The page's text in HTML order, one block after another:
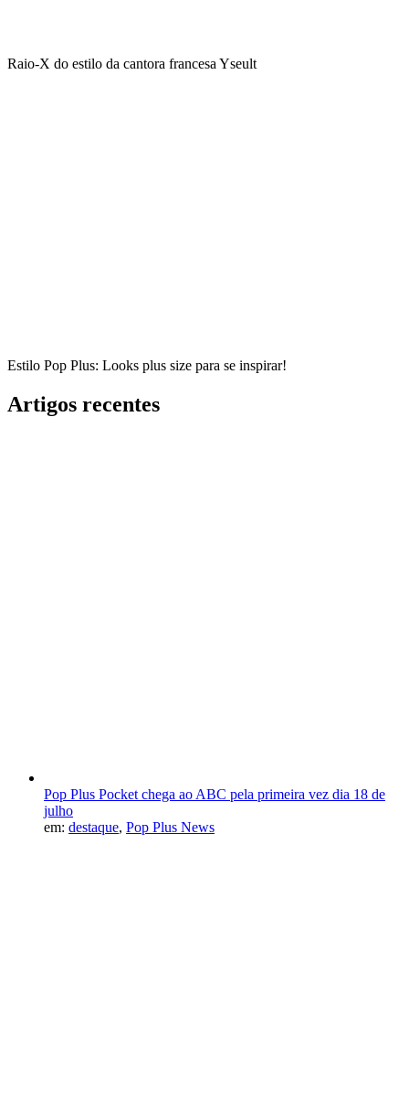
Raio-X do estilo da cantora francesa Yseult
Estilo Pop Plus: Looks plus size para se inspirar!
Artigos recentes
Pop Plus Pocket chega ao ABC pela primeira vez dia 18 de
julho
em: destaque, Pop Plus News